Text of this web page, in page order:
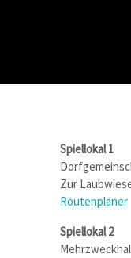
Spiellokal 1
Zur
Routenplaner
Spiellokal 2